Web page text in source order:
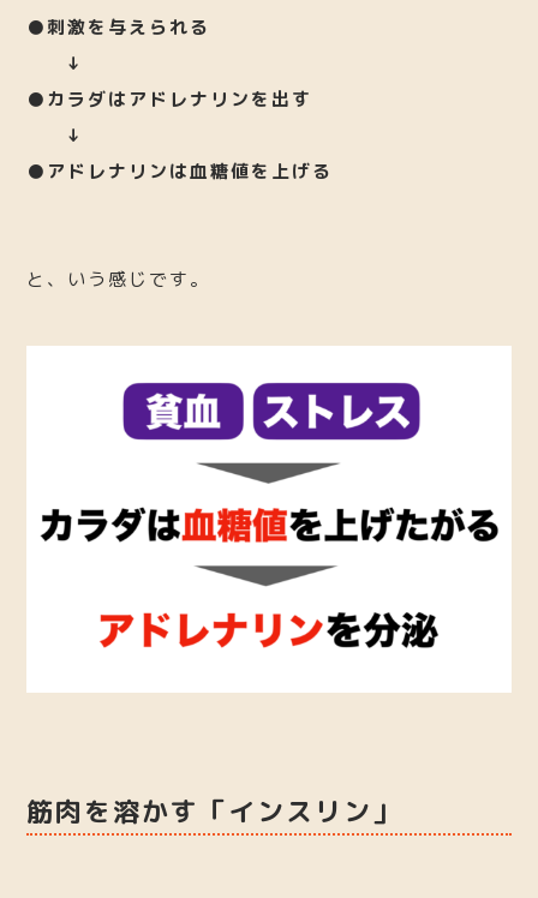
●刺激を与えられる
↓
●カラダはアドレナリンを出す
↓
●アドレナリンは血糖値を上げる
と、いう感じです。
筋肉を溶かす「インスリン」